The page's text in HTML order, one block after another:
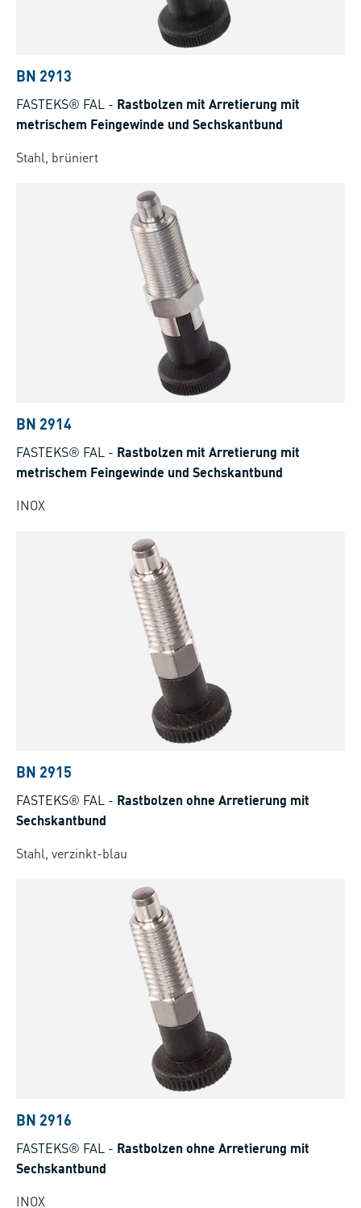
BN 2913
FASTEKS® FAL - Rastbolzen mit Arretierung mit
metrischem Feingewinde und Sechskantbund
Stahl, brüniert
BN 2914
FASTEKS® FAL - Rastbolzen mit Arretierung mit
metrischem Feingewinde und Sechskantbund
INOX
BN 2915
FASTEKS® FAL - Rastbolzen ohne Arretierung mit
Sechskantbund
Stahl, verzinkt-blau
BN 2916
FASTEKS® FAL - Rastbolzen ohne Arretierung mit
Sechskantbund
INOX